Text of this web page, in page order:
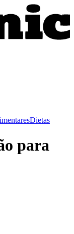
Dietas
para